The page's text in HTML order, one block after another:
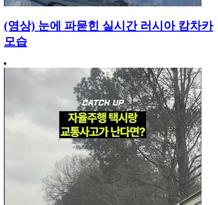
(영상) 눈에 파묻힌 실시간 러시아 캄차카
모습